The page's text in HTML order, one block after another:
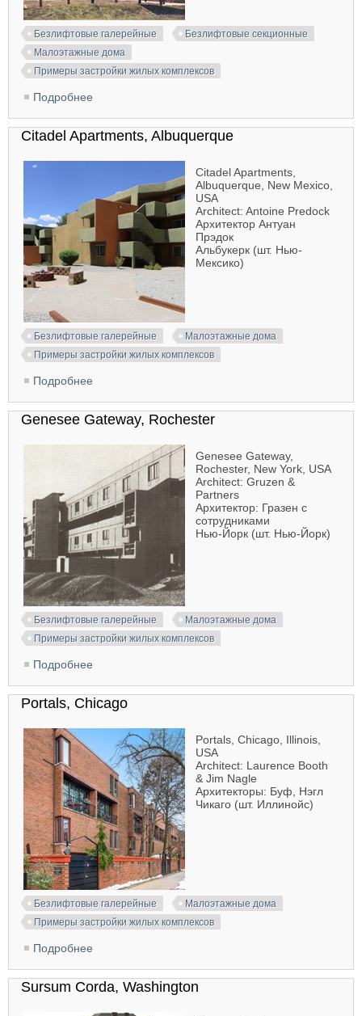
Безлифтовые галерейные
Безлифтовые секционные
Малоэтажные дома
Примеры застройки жилых комплексов
Подробнее
Citadel Apartments, Albuquerque
Citadel Apartments,
Albuquerque, New Mexico,
USA
Architect: Antoine Predock
Архитектор Антуан
Прэдок
Альбукерк (шт. Нью-
Мексико)
Безлифтовые галерейные
Малоэтажные дома
Примеры застройки жилых комплексов
Подробнее
Genesee Gateway, Rochester
Genesee Gateway,
Rochester, New York, USA
Architect: Gruzen &
Partners
Архитектор: Гразен с
сотрудниками
Нью-Йорк (шт. Нью-Йорк)
Безлифтовые галерейные
Малоэтажные дома
Примеры застройки жилых комплексов
Подробнее
Portals, Chicago
Portals, Chicago, Illinois,
USA
Architect: Laurence Booth
& Jim Nagle
Архитекторы: Буф, Нэгл
Чикаго (шт. Иллинойс)
Безлифтовые галерейные
Малоэтажные дома
Примеры застройки жилых комплексов
Подробнее
Sursum Corda, Washington